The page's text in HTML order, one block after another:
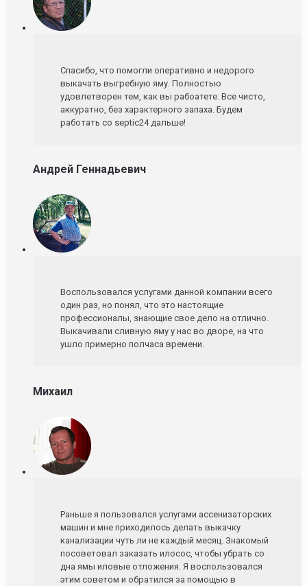
Спасибо, что помогли оперативно и недорого
выкачать выгребную яму. Полностью
удовлетворен тем, как вы рабоатете. Все чисто,
аккуратно, без характерного запаха. Будем
работать со septic24 дальше!
Андрей Геннадьевич
Воспользовался услугами данной компании всего
один раз, но понял, что это настоящие
профессионалы, знающие свое дело на отлично.
Выкачивали сливную яму у нас во дворе, на что
ушло примерно полчаса времени.
Михаил
Раньше я пользовался услугами ассенизаторских
машин и мне приходилось делать выкачку
канализации чуть ли не каждый месяц. Знакомый
посоветовал заказать илосос, чтобы убрать со
дна ямы иловые отложения. Я воспользовался
этим советом и обратился за помощью в